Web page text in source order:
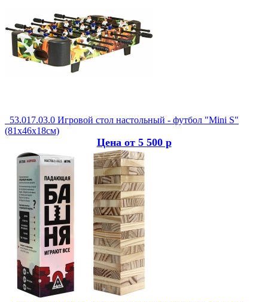
53.017.03.0 Игровой стол настольный - футбол "Mini S"
(81x46x18см)
Цена от 5 500 р